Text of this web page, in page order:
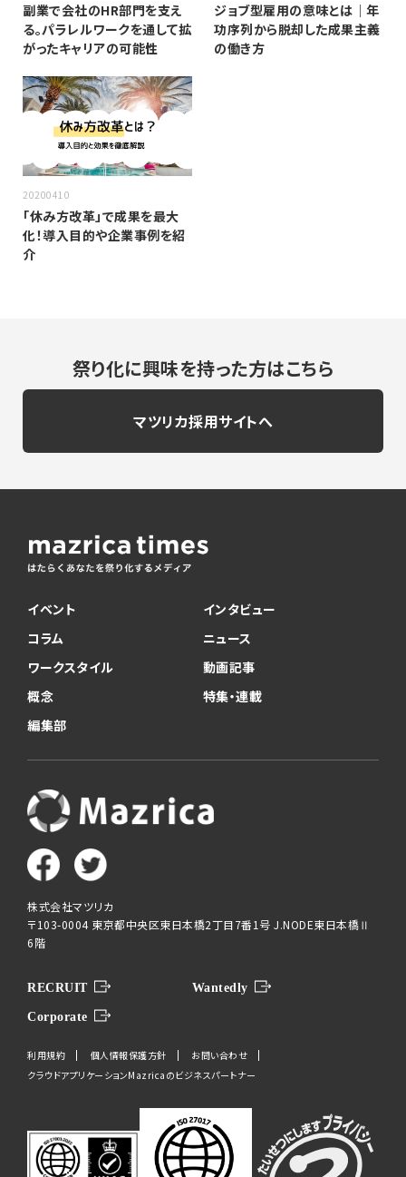
副業で会社のHR部門を支え
る。パラレルワークを通して拡
がったキャリアの可能性
ジョブ型雇用の意味とは｜年
功序列から脱却した成果主義
の働き方
20200410
「休み方改革」で成果を最大
化！導入目的や企業事例を紹
介
祭り化に興味を持った方はこちら
マツリカ採用サイトへ
イベント
インタビュー
コラム
ニュース
ワークスタイル
動画記事
概念
特集・連載
編集部
株式会社マツリカ
〒103-0004 東京都中央区東日本橋2丁目7番1号 J.NODE東日本橋Ⅱ
6階
RECRUIT Wantedly
Corporate
利用規約 個人情報保護方針
お問い合わせ
クラウドアプリケーションMazricaのビジネスパートナー